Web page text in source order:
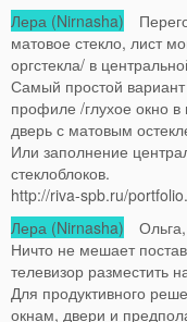
Лера (Nirnasha)
матовое стекло, лист
оргстекла/ в
Самый простой
профиле /глухое окно
дверь с матовым
Или заполнение
стеклоблоков.
http://riva-spb.ru/
Лера (Nirnasha) Ольга,
Ничто не мешает
телевизор разместить
Для продуктивного
окнам, двери и